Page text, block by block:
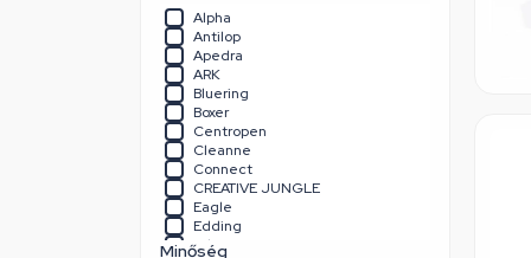
Alpha
Antilop
Apedra
ARK
Bluering
Boxer
Centropen
Cleanne
Connect
CREATIVE JUNGLE
Eagle
Edding
Educa
Minőség